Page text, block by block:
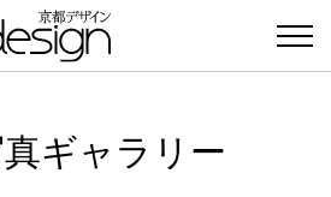
ギャラリー